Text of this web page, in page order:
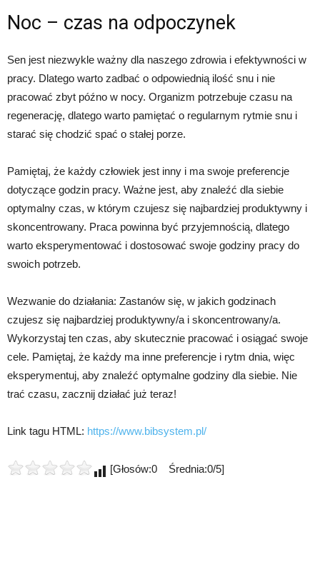
Noc – czas na odpoczynek
Sen jest niezwykle ważny dla naszego zdrowia i efektywności w
pracy. Dlatego warto zadbać o odpowiednią ilość snu i nie
pracować zbyt późno w nocy. Organizm potrzebuje czasu na
regenerację, dlatego warto pamiętać o regularnym rytmie snu i
starać się chodzić spać o stałej porze.
Pamiętaj, że każdy człowiek jest inny i ma swoje preferencje
dotyczące godzin pracy. Ważne jest, aby znaleźć dla siebie
optymalny czas, w którym czujesz się najbardziej produktywny i
skoncentrowany. Praca powinna być przyjemnością, dlatego
warto eksperymentować i dostosować swoje godziny pracy do
swoich potrzeb.
Wezwanie do działania: Zastanów się, w jakich godzinach
czujesz się najbardziej produktywny/a i skoncentrowany/a.
Wykorzystaj ten czas, aby skutecznie pracować i osiągać swoje
cele. Pamiętaj, że każdy ma inne preferencje i rytm dnia, więc
eksperymentuj, aby znaleźć optymalne godziny dla siebie. Nie
trać czasu, zacznij działać już teraz!
Link tagu HTML: https://www.bibsystem.pl/
[Głosów:0 Średnia:0/5]